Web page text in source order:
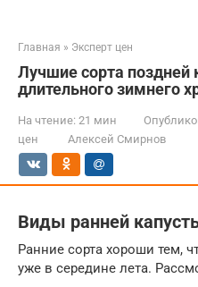
Главная » Эксперт цен
Лучшие сорта поздней
длительного зимнего
На чтение: 21 мин
цен
Алексей Смирнов
Виды ранней
Ранние сорта хороши тем,
уже в середине лета.